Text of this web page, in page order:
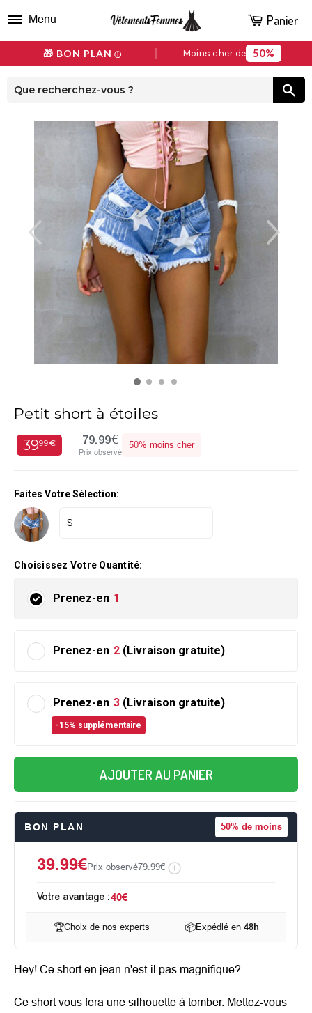
🎁 BON PLAN ⓘ Moins cher de 50%
Menu Panier
Petit short à étoiles
3999€ 79.99€
Prix observé
50% moins cher
Faites Votre Sélection:
Choisissez Votre Quantité:
Prenez-en 1
Prenez-en 2 (Livraison gratuite)
Prenez-en 3 (Livraison gratuite)
-15% supplémentaire
AJOUTER AU PANIER
BON PLAN 50% de moins
39.99€Prix observé79.99€
Votre avantage :40€
🏆Choix de nos experts 📦Expédié en 48h
Hey! Ce short en jean n'est-il pas magnifique?
Ce short vous fera une silhouette à tomber. Mettez-vous